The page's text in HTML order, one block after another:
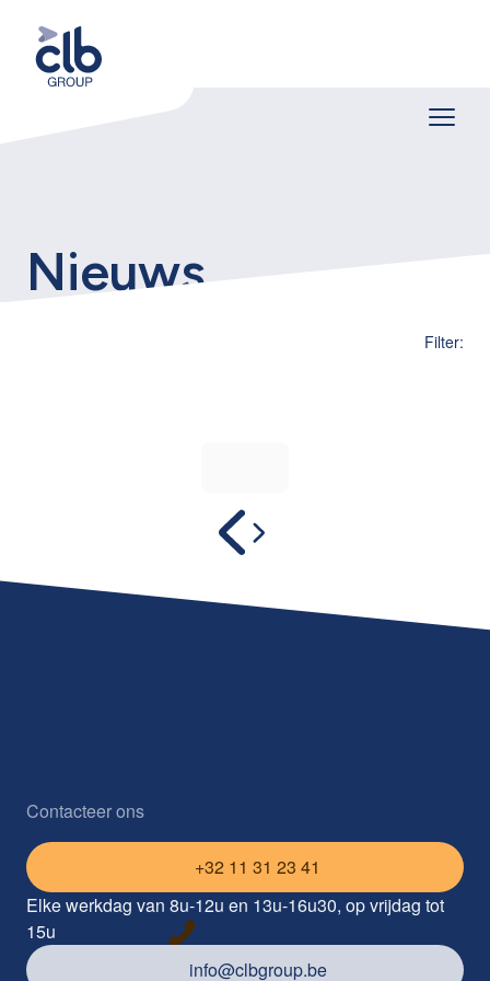
Nieuws
Filter:
Contacteer ons
+32 11 31 23 41
Elke werkdag van 8u-12u en 13u-16u30, op vrijdag tot
15u
info@clbgroup.be